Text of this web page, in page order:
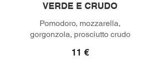
VERDE E CRUDO
Pomodoro, mozzarella,
gorgonzola, prosciutto crudo
11 €